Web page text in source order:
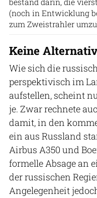
(noch in Entwicklung
zum Zweistrahler
Keine
Wie sich die
perspektivisch im
aufstellen, scheint
je. Zwar rechnete
damit, in den
ein aus Russland
Airbus A350 und
formelle Absage an
der russischen
Angelegenheit